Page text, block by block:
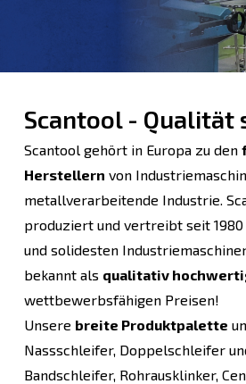
Scantool - Qualität
Scantool gehört in Europa zu den
Herstellern von
metallverarbeitende Industrie.
produziert und vertreibt seit
und solidesten
bekannt als qualitativ
wettbewerbsfähigen Preisen!
Unsere breite Produktpalette
Nassschleifer, Doppelschleifer
Bandschleifer, Rohrausklinker,